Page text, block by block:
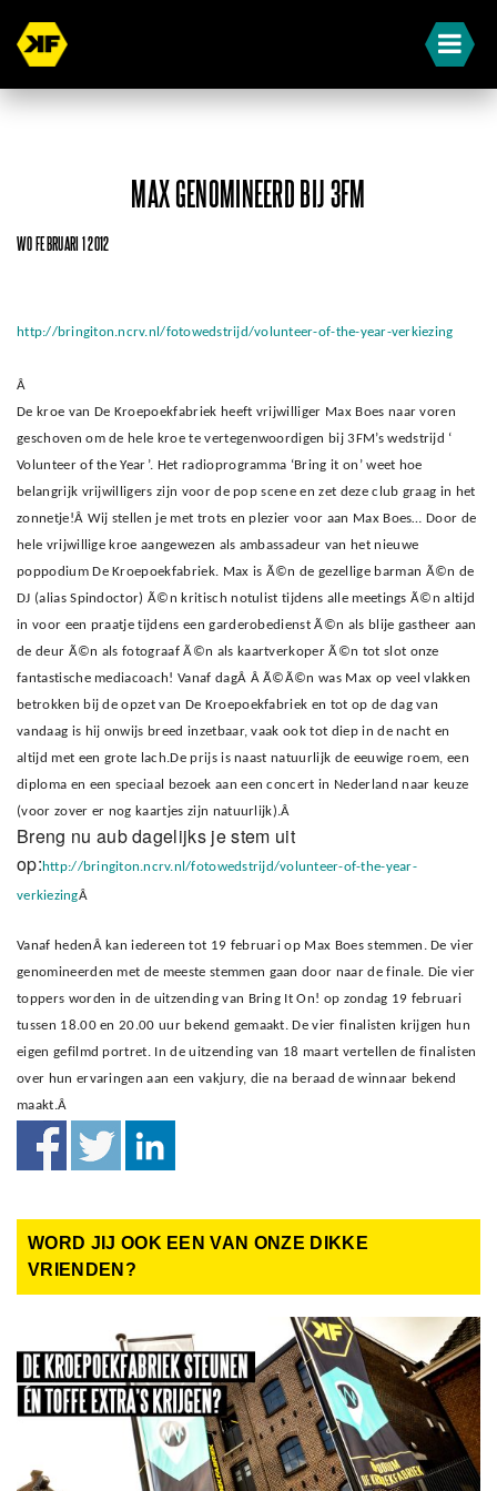
MAX GENOMINEERD BIJ 3FM
WO FEBRUARI 1 2012
http://bringiton.ncrv.nl/fotowedstrijd/volunteer-of-the-year-verkiezing
Â
De kroe van De Kroepoekfabriek heeft vrijwilliger Max Boes naar voren
geschoven om de hele kroe te vertegenwoordigen bij 3FM’s wedstrijd ‘
Volunteer of the Year’. Het radioprogramma ‘Bring it on’ weet hoe
belangrijk vrijwilligers zijn voor de pop scene en zet deze club graag in het
zonnetje!Â Wij stellen je met trots en plezier voor aan Max Boes… Door de
hele vrijwillige kroe aangewezen als ambassadeur van het nieuwe
poppodium De Kroepoekfabriek. Max is Ã©n de gezellige barman Ã©n de
DJ (alias Spindoctor) Ã©n kritisch notulist tijdens alle meetings Ã©n altijd
in voor een praatje tijdens een garderobedienst Ã©n als blije gastheer aan
de deur Ã©n als fotograaf Ã©n als kaartverkoper Ã©n tot slot onze
fantastische mediacoach! Vanaf dagÂ Â Ã©Ã©n was Max op veel vlakken
betrokken bij de opzet van De Kroepoekfabriek en tot op de dag van
vandaag is hij onwijs breed inzetbaar, vaak ook tot diep in de nacht en
altijd met een grote lach.De prijs is naast natuurlijk de eeuwige roem, een
diploma en een speciaal bezoek aan een concert in Nederland naar keuze
(voor zover er nog kaartjes zijn natuurlijk).Â
Breng nu aub dagelijks je stem uit
op: http://bringiton.ncrv.nl/fotowedstrijd/volunteer-of-the-year-
verkiezingÂ
Vanaf hedenÂ kan iedereen tot 19 februari op Max Boes stemmen. De vier
genomineerden met de meeste stemmen gaan door naar de finale. Die vier
toppers worden in de uitzending van Bring It On! op zondag 19 februari
tussen 18.00 en 20.00 uur bekend gemaakt. De vier finalisten krijgen hun
eigen gefilmd portret. In de uitzending van 18 maart vertellen de finalisten
over hun ervaringen aan een vakjury, die na beraad de winnaar bekend
maakt.Â
WORD JIJ OOK EEN VAN ONZE DIKKE
VRIENDEN?